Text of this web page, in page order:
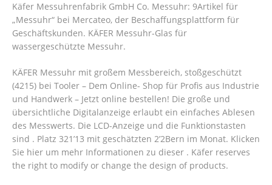
Käfer Messuhrenfabrik GmbH Co. Messuhr: 9Artikel für
„Messuhr“ bei Mercateo, der Beschaffungsplattform für
Geschäftskunden. KÄFER Messuhr-Glas für
wassergeschützte Messuhr.
KÄFER Messuhr mit großem Messbereich, stoßgeschützt
(4215) bei Tooler – Dem Online- Shop für Profis aus Industrie
und Handwerk – Jetzt online bestellen! Die große und
übersichtliche Digitalanzeige erlaubt ein einfaches Ablesen
des Messwerts. Die LCD-Anzeige und die Funktionstasten
sind . Platz 321’13 mit geschätzten 2’2Bern im Monat. Klicken
Sie hier um mehr Informationen zu dieser . Käfer reserves
the right to modify or change the design of products.